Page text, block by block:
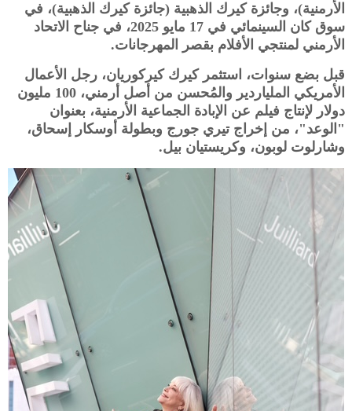
الأرمنية)، وجائزة كيرك الذهبية (جائزة كيرك الذهبية)، في
سوق كان السينمائي في 17 مايو 2025، في جناح الاتحاد
الأرمني لمنتجي الأفلام بقصر المهرجانات.
قبل بضع سنوات، استثمر كيرك كيركوريان، رجل الأعمال
الأمريكي الملياردير والمُحسن من أصل أرمني، 100 مليون
دولار لإنتاج فيلم عن الإبادة الجماعية الأرمنية، بعنوان
"الوعد"، من إخراج تيري جورج وبطولة أوسكار إسحاق،
وشارلوت لوبون، وكريستيان بيل.